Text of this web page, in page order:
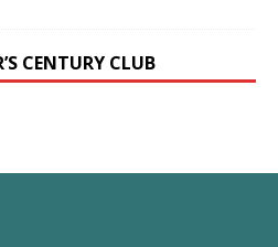
CENTURY CLUB